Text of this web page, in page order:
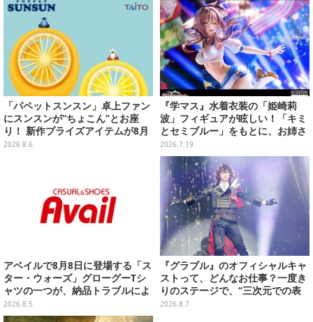
「パペットスンスン」卓上ファン
にスンスンが“ちょこん”とお座
り！ 新作プライズアイテムが8月
下旬より展開ーオーロラストラッ
2026.8.6
『学マス』水着衣装の「姫崎莉
波」フィギュアが眩しい！「キミ
とセミブルー」をもとに、お姉さ
ん力あふれる姿を立体化
2026.7.19
アベイルで8月8日に登場する「ス
ター・ウォーズ」グローグーTシ
ャツの一つが、納品トラブルによ
り販売日変更へ
2026.8.5
『グラブル』のオフィシャルキャ
ストって、どんなお仕事？一度き
りのステージで、“三次元での表
現”に全力を懸けるキャスト陣の
2026.8.7